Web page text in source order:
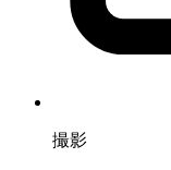
撮影